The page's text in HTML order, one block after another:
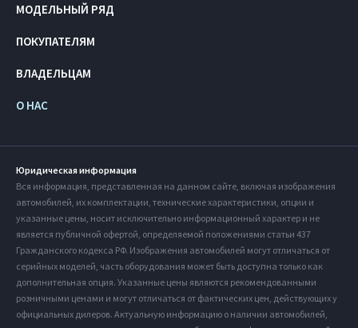
МОДЕЛЬНЫЙ РЯД
ПОКУПАТЕЛЯМ
ВЛАДЕЛЬЦАМ
О НАС
Юридическая информация
Вся информация, представленная на данном сайте, включая изображения
автомобилей, их комплектации, технические характеристики, опции и
указанные цены, носит исключительно информационный характер и не
является публичной офертой, определяемой положениями статьи 437
Гражданского кодекса РФ. Изображения автомобилей могут отличаться от
серийных моделей, часть оборудования может быть доступна только как
дополнительная опция. Указанные цены являются рекомендованными
розничными ценами и могут отличаться от фактических цен, действующих у
официальных дилеров. Актуальную информацию о наличии автомобилей,